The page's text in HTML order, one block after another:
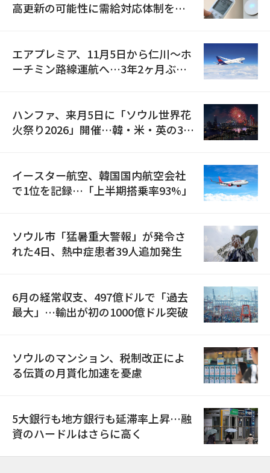
高更新の可能性に需給対応体制を点
エアプレミア、11月5日から仁川〜ホ
ーチミン路線運航へ…3年2ヶ月ぶり
ハンファ、来月5日に「ソウル世界花
火祭り2026」開催…韓・米・英の3カ
イースター航空、韓国国内航空会社
で1位を記録…「上半期搭乗率93%」
ソウル市「猛暑重大警報」が発令さ
れた4日、熱中症患者39人追加発生
6月の経常収支、497億ドルで「過去
最大」…輸出が初の1000億ドル突破
ソウルのマンション、税制改正によ
る伝貰の月貰化加速を憂慮
5大銀行も地方銀行も延滞率上昇…融
資のハードルはさらに高く